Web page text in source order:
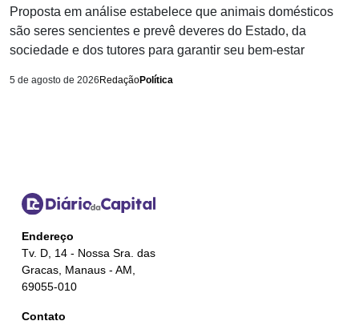
Proposta em análise estabelece que animais domésticos
são seres sencientes e prevê deveres do Estado, da
sociedade e dos tutores para garantir seu bem-estar
5 de agosto de 2026 RedaçãoPolítica
Endereço
Tv. D, 14 - Nossa Sra. das
Gracas, Manaus - AM,
69055-010
Contato